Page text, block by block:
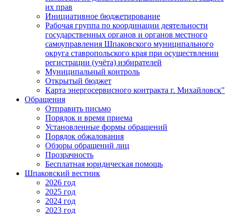
их прав
Инициативное бюджетирование
Рабочая группа по координации деятельности
государственных органов и органов местного
самоуправления Шпаковского муниципального
округа ставропольского края при осуществлении
регистрации (учёта) избирателей
Муниципальный контроль
Открытый бюджет
Карта энергосервисного контракта г. Михайловск"
Обращения
Отправить письмо
Порядок и время приема
Установленные формы обращений
Порядок обжалования
Обзоры обращений лиц
Прозрачность
Бесплатная юридическая помощь
Шпаковский вестник
2026 год
2025 год
2024 год
2023 год